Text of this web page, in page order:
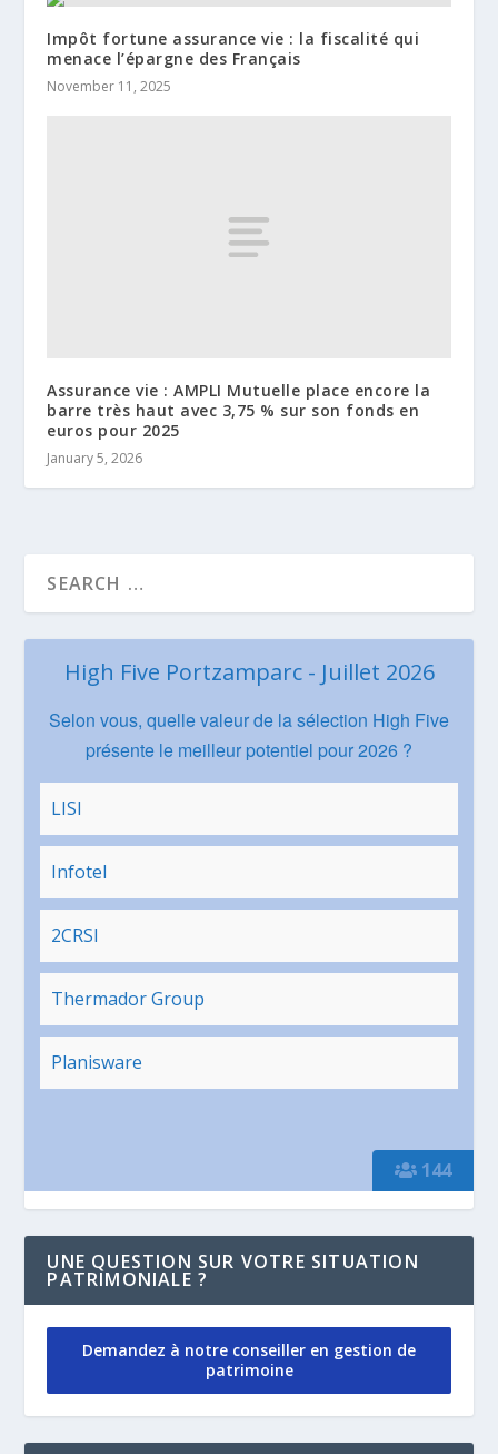
Impôt fortune assurance vie : la fiscalité qui
menace l’épargne des Français
November 11, 2025
Assurance vie : AMPLI Mutuelle place encore la
barre très haut avec 3,75 % sur son fonds en
euros pour 2025
January 5, 2026
144
High Five Portzamparc - Juillet 2026
Selon vous, quelle valeur de la sélection High Five
présente le meilleur potentiel pour 2026 ?
LISI
Infotel
2CRSI
Thermador Group
Planisware
UNE QUESTION SUR VOTRE SITUATION
PATRIMONIALE ?
Demandez à notre conseiller en gestion de
patrimoine